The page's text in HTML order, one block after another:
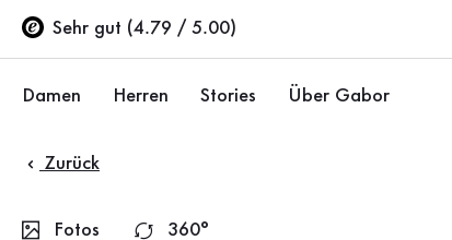
Zum Hauptinhalt
Zum Inhaltsverzeichnis
Zur Hauptnavigation
Sehr gut (4.79 / 5.00)
Damen
Schuhe
Ballerinas
Herren
Sneaker
Stories Über Gabor
Zurück
Fotos 360°